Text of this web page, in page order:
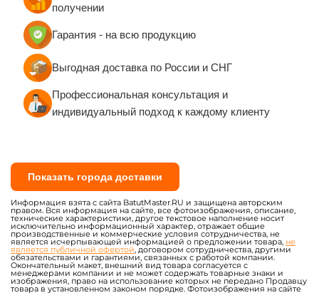
получении
Гарантия - на всю продукцию
Выгодная доставка по России и СНГ
Профессиональная консультация и
индивидуальный подход к каждому клиенту
Показать города доставки
Информация взята с сайта BatutMaster.RU и защищена авторским
правом. Вся информация на сайте, все фотоизображения, описание,
технические характеристики, другое текстовое наполнение носит
исключительно информационный характер, отражает общие
производственные и коммерческие условия сотрудничества, не
является исчерпывающей информацией о предложении товара, не
является публичной офертой, договором сотрудничества, другими
обязательствами и гарантиями, связанных с работой компании.
Окончательный макет, внешний вид товара согласуется с
менеджерами компании и не может содержать товарные знаки и
изображения, право на использование которых не передано Продавцу
товара в установленном законом порядке. Фотоизображения на сайте